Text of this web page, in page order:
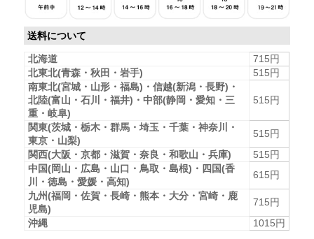
送料について
北海道
715円
北東北(青森・秋田・岩手)
515円
南東北(宮城・山形・福島)・信越(新潟・長野)・
北陸(富山・石川・福井)・中部(静岡・愛知・三
重・岐阜)
515円
関東(茨城・栃木・群馬・埼玉・千葉・神奈川・
東京・山梨)
515円
関西(大阪・京都・滋賀・奈良・和歌山・兵庫)
515円
中国(岡山・広島・山口・鳥取・島根)・四国(香
川・徳島・愛媛・高知)
615円
九州(福岡・佐賀・長崎・熊本・大分・宮崎・鹿
児島)
715円
沖縄
1015円